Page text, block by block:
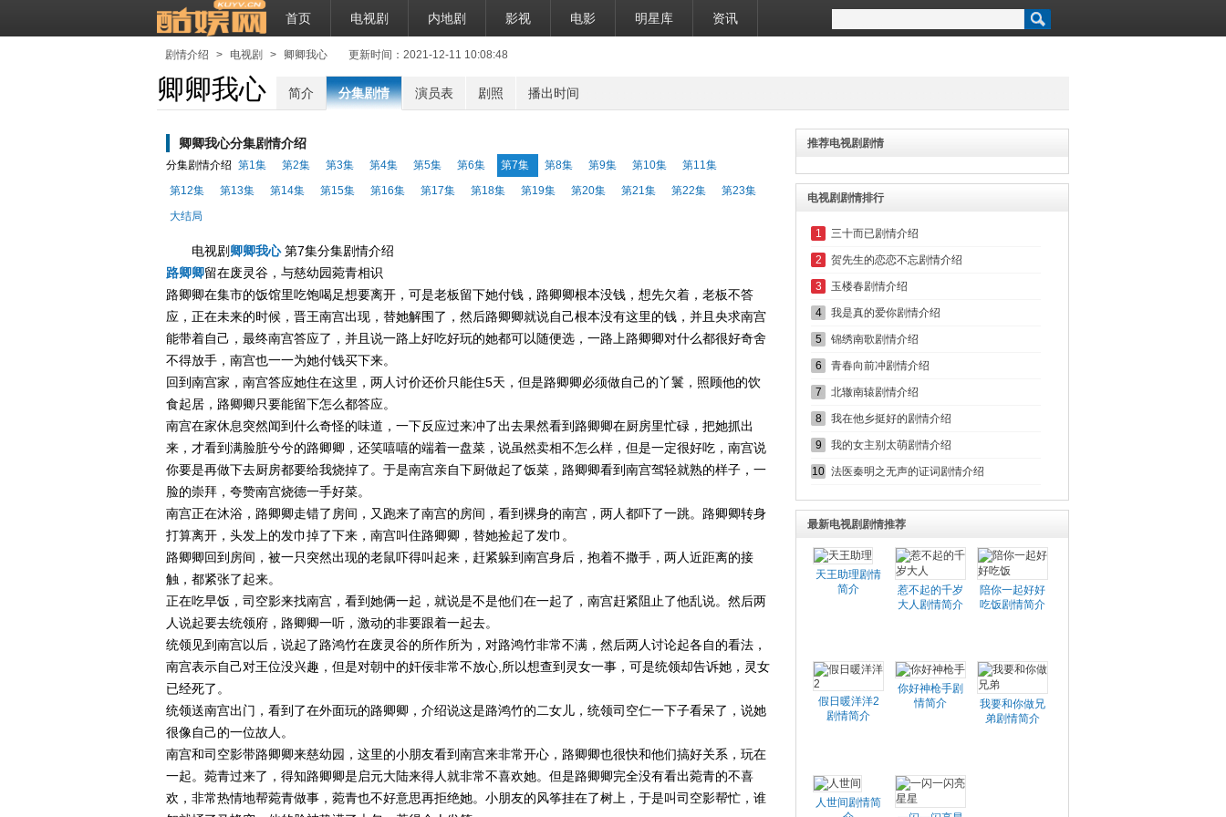
首页 电视剧 内地剧 影视 电影 明星库 资讯
剧情介绍 > 电视剧 > 卿卿我心 更新时间：2021-12-11 10:08:48
卿卿我心 简介 分集剧情 演员表 剧照 播出时间
卿卿我心分集剧情介绍
分集剧情介绍 第1集 第2集 第3集 第4集 第5集 第6集 第7集 第8集 第9集 第10集
第11集
第12集
第13集 第14集 第15集 第16集 第17集 第18集 第19集 第20集 第21集 第22集
第23集
大结局
电视剧 卿卿我心第7集分集剧情介绍
路卿卿留在废灵谷，与慈幼园菀青相识
路卿卿在集市的饭馆里吃饱喝足想要离开，可是老板留下她付钱，路卿卿根本没钱，想先欠着，老板不答
应，正在未来的时候，晋王南宫出现，替她解围了，然后路卿卿就说自己根本没有这里的钱，并且央求南宫
能带着自己，最终南宫答应了，并且说一路上好吃好玩的她都可以随便选，一路上路卿卿对什么都很好奇舍
不得放手，南宫也一一为她付钱买下来。
回到南宫家，南宫答应她住在这里，两人讨价还价只能住5天，但是路卿卿必须做自己的丫鬟，照顾他的饮
食起居，路卿卿只要能留下怎么都答应。
南宫在家休息突然闻到什么奇怪的味道，一下反应过来冲了出去果然看到路卿卿在厨房里忙碌，把她抓出
来，才看到满脸脏兮兮的路卿卿，还笑嘻嘻的端着一盘菜，说虽然卖相不怎么样，但是一定很好吃，南宫说
你要是再做下去厨房都要给我烧掉了。于是南宫亲自下厨做起了饭菜，路卿卿看到南宫驾轻就熟的样子，一
脸的崇拜，夸赞南宫烧德一手好菜。
南宫正在沐浴，路卿卿走错了房间，又跑来了南宫的房间，看到裸身的南宫，两人都吓了一跳。路卿卿转身
打算离开，头发上的发巾掉了下来，南宫叫住路卿卿，替她捡起了发巾。
路卿卿回到房间，被一只突然出现的老鼠吓得叫起来，赶紧躲到南宫身后，抱着不撒手，两人近距离的接
触，都紧张了起来。
正在吃早饭，司空影来找南宫，看到她俩一起，就说是不是他们在一起了，南宫赶紧阻止了他乱说。然后两
人说起要去统领府，路卿卿一听，激动的非要跟着一起去。
统领见到南宫以后，说起了路鸿竹在废灵谷的所作所为，对路鸿竹非常不满，然后两人讨论起各自的看法，
南宫表示自己对王位没兴趣，但是对朝中的奸佞非常不放心,所以想查到灵女一事，可是统领却告诉她，灵女
已经死了。
统领送南宫出门，看到了在外面玩的路卿卿，介绍说这是路鸿竹的二女儿，统领司空仁一下子看呆了，说她
很像自己的一位故人。
南宫和司空影带路卿卿来慈幼园，这里的小朋友看到南宫来非常开心，路卿卿也很快和他们搞好关系，玩在
一起。菀青过来了，得知路卿卿是启元大陆来得人就非常不喜欢她。但是路卿卿完全没有看出菀青的不喜
欢，非常热情地帮菀青做事，菀青也不好意思再拒绝她。小朋友的风筝挂在了树上，于是叫司空影帮忙，谁
推荐电视剧剧情
电视剧剧情排行
1 三十而已剧情介绍
2 贺先生的恋恋不忘剧情介绍
3 玉楼春剧情介绍
4 我是真的爱你剧情介绍
5 锦绣南歌剧情介绍
6 青春向前冲剧情介绍
7 北辙南辕剧情介绍
8 我在他乡挺好的剧情介绍
9 我的女主别太萌剧情介绍
10 法医秦明之无声的证词剧情介绍
最新电视剧剧情推荐
天王助理剧情
简介
惹不起的千岁
大人剧情简介
陪你一起好好
吃饭剧情简介
假日暖洋洋2
剧情简介
你好神枪手剧
情简介
我要和你做兄
弟剧情简介
人世间剧情简